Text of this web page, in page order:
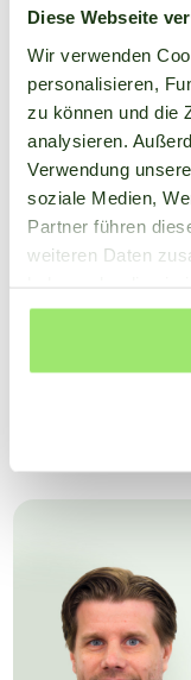
Diese Webseite
Wir verwenden
personalisieren,
zu können und die
analysieren.
Verwendung
soziale Medien,
Partner führen
weiteren Daten
gesammelt haben.
App-Entwickler